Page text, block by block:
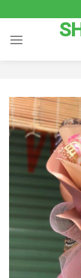
to
content